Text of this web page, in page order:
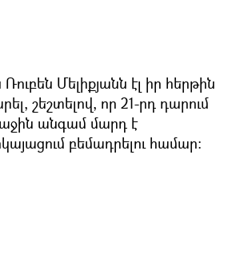
Մելիքյանն էլ իր հերթին
շեշտելով, որ 21-րդ դարում
անգամ մարդ է
բեմադրելու համար։